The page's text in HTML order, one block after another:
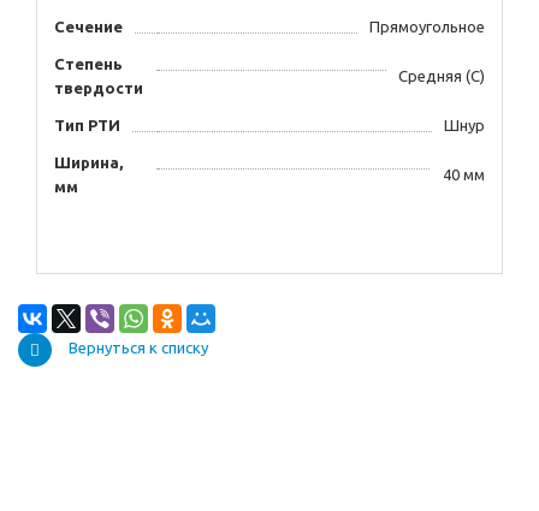
Сечение Прямоугольное
Степень
твердости
Средняя (С)
Тип РТИ Шнур
Ширина,
мм
40 мм
Вернуться к списку